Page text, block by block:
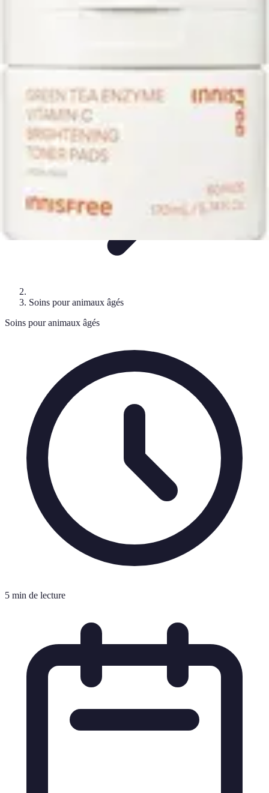
Soins Animaux Âgés
Soins pour animaux âgés
Soins pour animaux âgés
5 min de lecture